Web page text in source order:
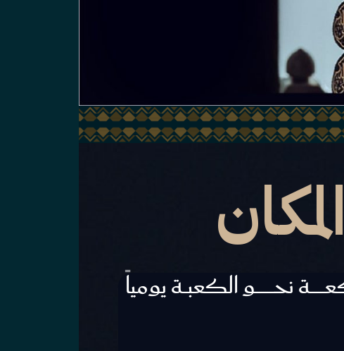
نحـــــــــو الكعبــة يومياً